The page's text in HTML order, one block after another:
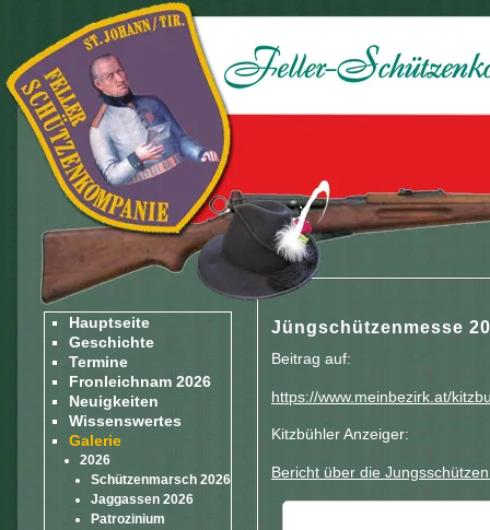
Hauptseite
Geschichte
Termine
Fronleichnam 2026
Neuigkeiten
Wissenswertes
Galerie
2026
Schützenmarsch 2026
Jaggassen 2026
Patrozinium
Jüngschützenmesse
Beitrag auf:
https://www.meinbezirk.at/
Kitzbühler Anzeiger:
Bericht über die